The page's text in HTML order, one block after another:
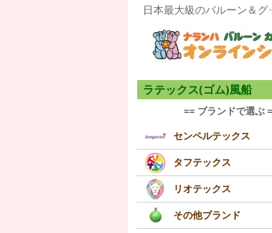
日本最大級のバルーン＆グ
ラテックス(ゴム)風船
== ブランドで選ぶ
センペルテックス
タフテックス
リオテックス
その他ブランド